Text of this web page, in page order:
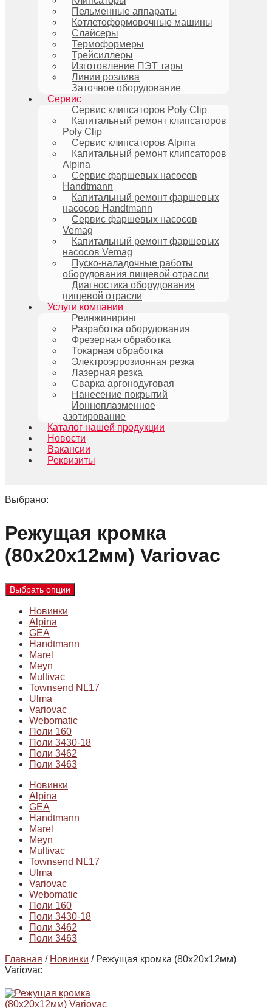
Пельменные аппараты
Котлетоформовочные машины
Слайсеры
Термоформеры
Трейсиллеры
Изготовление ПЭТ тары
Линии розлива
Заточное оборудование
Сервис
Сервис клипсаторов Poly Clip
Капитальный ремонт клипсаторов
Poly Clip
Сервис клипсаторов Alpina
Капитальный ремонт клипсаторов
Alpina
Сервис фаршевых насосов
Handtmann
Капитальный ремонт фаршевых
насосов Handtmann
Сервис фаршевых насосов
Vemag
Капитальный ремонт фаршевых
насосов Vemag
Пуско-наладочные работы
оборудования пищевой отрасли
Диагностика оборудования
пищевой отрасли
Услуги компании
Реинжиниринг
Разработка оборудования
Фрезерная обработка
Токарная обработка
Электроэррозионная резка
Лазерная резка
Сварка аргонодуговая
Нанесение покрытий
Ионноплазменное
азотирование
Каталог нашей продукции
Новости
Вакансии
Реквизиты
Выбрано:
Режущая кромка
(80х20х12мм) Variovac
Выбрать опции
Новинки
Alpina
GEA
Handtmann
Marel
Meyn
Multivac
Townsend NL17
Ulma
Variovac
Webomatic
Поли 160
Поли 3430-18
Поли 3462
Поли 3463
Новинки
Alpina
GEA
Handtmann
Marel
Meyn
Multivac
Townsend NL17
Ulma
Variovac
Webomatic
Поли 160
Поли 3430-18
Поли 3462
Поли 3463
Главная / Новинки / Режущая кромка (80х20х12мм)
Variovac